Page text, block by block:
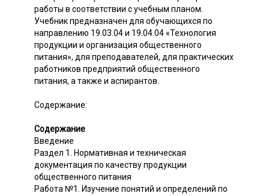
работы в соответствии с учебным планом.
Учебник предназначен для обучающихся по
направлению 19.03.04 и 19.04.04 «Технология
продукции и организация общественного
питания», для преподавателей, для практических
работников предприятий общественного
питания, а также и аспирантов.
Содержание:
Содержание
Введение
Раздел 1. Нормативная и техническая
документация по качеству продукции
общественного питания
Работа №1. Изучение понятий и определений по